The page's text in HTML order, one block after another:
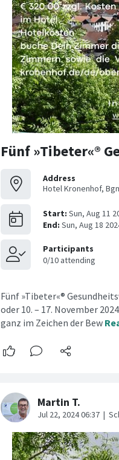
Fünf »Tibeter«®
Address
Hotel Kronenhof,
Fünf »Tibeter«®
oder 10. – 17. November
ganz im Zeichen der Bew